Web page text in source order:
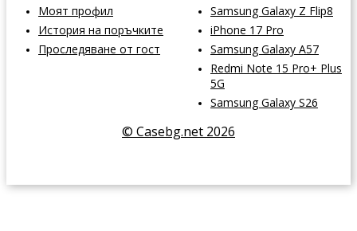
Моят профил
История на поръчките
Проследяване от гост
Samsung Galaxy Z Flip8
iPhone 17 Pro
Samsung Galaxy A57
Redmi Note 15 Pro+ Plus
5G
Samsung Galaxy S26
© Casebg.net 2026